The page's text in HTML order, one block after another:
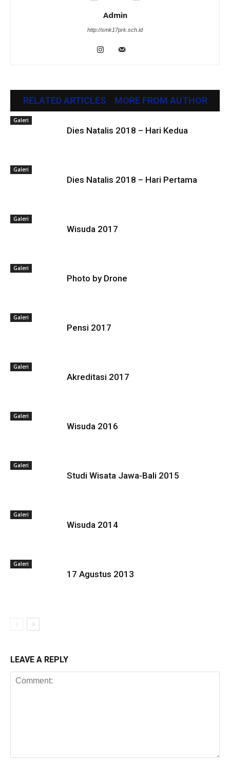
Admin
http://smk17prk.sch.id
RELATED ARTICLES MORE FROM AUTHOR
Galeri
Dies Natalis 2018 – Hari Kedua
Galeri
Dies Natalis 2018 – Hari Pertama
Galeri
Wisuda 2017
Galeri
Photo by Drone
Galeri
Pensi 2017
Galeri
Akreditasi 2017
Galeri
Wisuda 2016
Galeri
Studi Wisata Jawa-Bali 2015
Galeri
Wisuda 2014
Galeri
17 Agustus 2013
LEAVE A REPLY